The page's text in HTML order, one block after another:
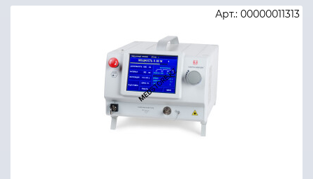
Арт.: 00000011313